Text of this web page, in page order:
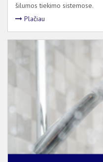
šilumos tiekimo sistemose.
Plačiau